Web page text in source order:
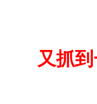
又抓